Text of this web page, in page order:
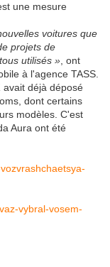
une mesure
voitures que
projets de
utilisés » , ont
à l'agence TASS.
avait déjà déposé
dont certains
modèles. C'est
Aura ont été
vybral-vosem-